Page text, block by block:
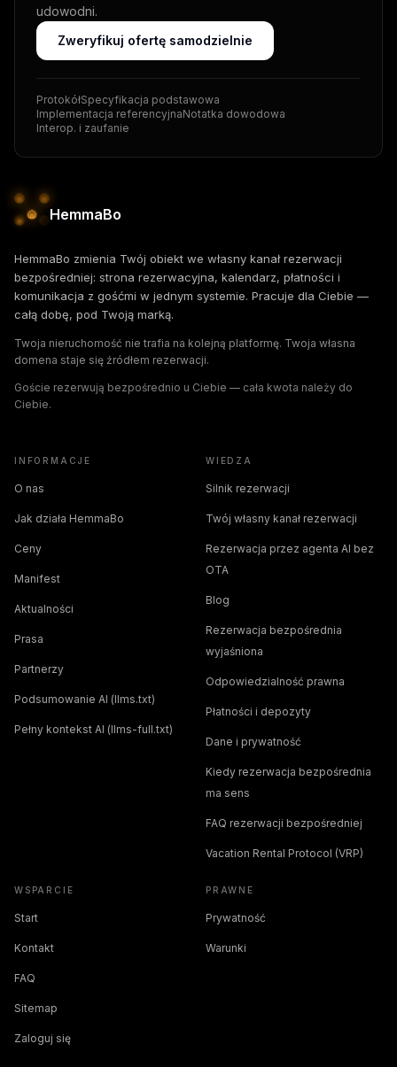
udowodni.
Zweryfikuj ofertę samodzielnie
ProtokółSpecyfikacja podstawowa
Implementacja referencyjnaNotatka dowodowa
Interop. i zaufanie
HemmaBo
HemmaBo zmienia Twój obiekt we własny kanał rezerwacji
bezpośredniej: strona rezerwacyjna, kalendarz, płatności i
komunikacja z gośćmi w jednym systemie. Pracuje dla Ciebie —
całą dobę, pod Twoją marką.
Twoja nieruchomość nie trafia na kolejną platformę. Twoja własna
domena staje się źródłem rezerwacji.
Goście rezerwują bezpośrednio u Ciebie — cała kwota należy do
Ciebie.
INFORMACJE
O nas
Jak działa HemmaBo
Ceny
Manifest
Aktualności
Prasa
Partnerzy
Podsumowanie AI (llms.txt)
Pełny kontekst AI (llms-full.txt)
WIEDZA
Silnik rezerwacji
Twój własny kanał rezerwacji
Rezerwacja przez agenta AI bez
OTA
Blog
Rezerwacja bezpośrednia
wyjaśniona
Odpowiedzialność prawna
Płatności i depozyty
Dane i prywatność
Kiedy rezerwacja bezpośrednia
ma sens
FAQ rezerwacji bezpośredniej
Vacation Rental Protocol (VRP)
WSPARCIE
Start
Kontakt
FAQ
Sitemap
Zaloguj się
PRAWNE
Prywatność
Warunki